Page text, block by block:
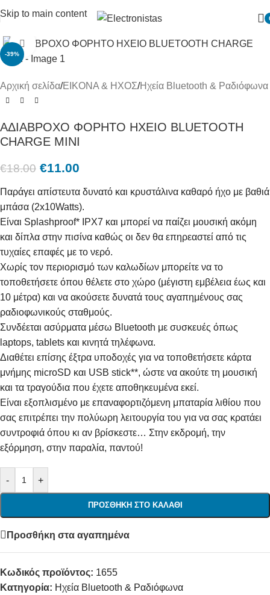
Skip to main content
-39%
Πατήστε για μεγένθυση
Αρχική σελίδα/ΕΙΚΟΝΑ & ΗΧΟΣ/Ηχεία Bluetooth & Ραδιόφωνα
ΑΔΙΑΒΡΟΧΟ ΦΟΡΗΤΟ ΗΧΕΙΟ BLUETOOTH
CHARGE ΜΙΝΙ
€18.00 €11.00
Παράγει απίστευτα δυνατό και κρυστάλινα καθαρό ήχο με βαθιά
μπάσα (2x10Watts).
Είναι Splashproof* IPX7 και μπορεί να παίζει μουσική ακόμη
και δίπλα στην πισίνα καθώς οι δεν θα επηρεαστεί από τις
τυχαίες επαφές με το νερό.
Χωρίς τον περιορισμό των καλωδίων μπορείτε να το
τοποθετήσετε όπου θέλετε στο χώρο (μέγιστη εμβέλεια έως και
10 μέτρα) και να ακούσετε δυνατά τους αγαπημένους σας
ραδιοφωνικούς σταθμούς.
Συνδέεται ασύρματα μέσω Bluetooth με συσκευές όπως
laptops, tablets και κινητά τηλέφωνα.
Διαθέτει επίσης έξτρα υποδοχές για να τοποθετήσετε κάρτα
μνήμης microSD και USB stick**, ώστε να ακούτε τη μουσική
και τα τραγούδια που έχετε αποθηκευμένα εκεί.
Είναι εξοπλισμένο με επαναφορτιζόμενη μπαταρία λιθίου που
σας επιτρέπει την πολύωρη λειτουργία του για να σας κρατάει
συντροφιά όπου κι αν βρίσκεστε… Στην εκδρομή, την
εξόρμηση, στην παραλία, παντού!
- +
ΠΡΟΣΘΉΚΗ ΣΤΟ ΚΑΛΆΘΙ
Προσθήκη στα αγαπημένα
Κωδικός προϊόντος: 1655
Κατηγορία: Ηχεία Bluetooth & Ραδιόφωνα